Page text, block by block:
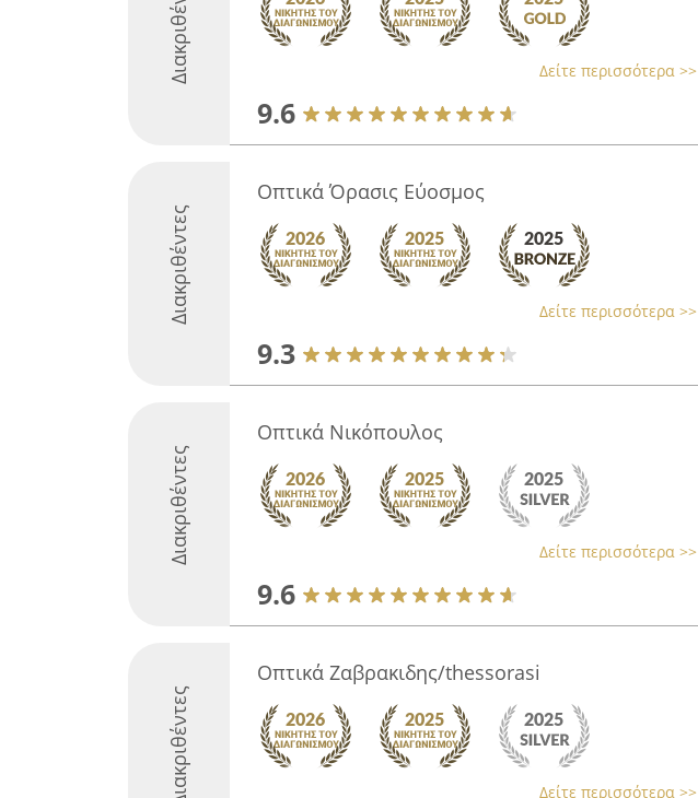
Δείτε περισσότερα >>
9.6
Διακριθέντες
Οπτικά Όρασις Εύοσμος
Δείτε περισσότερα >>
9.3
Διακριθέντες
Οπτικά Νικόπουλος
Δείτε περισσότερα >>
9.6
Διακριθέντες
Οπτικά Ζαβρακιδης/thessorasi
Δείτε περισσότερα >>